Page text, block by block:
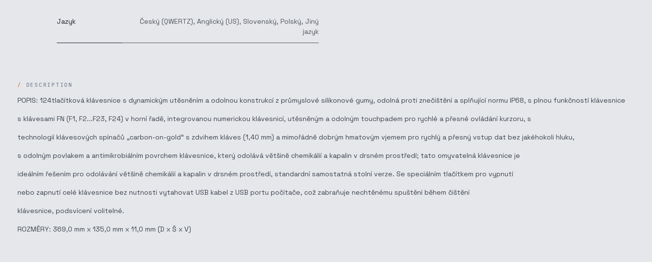
Jazyk Český (QWERTZ), Anglický (US), Slovenský, Polský, Jiný
jazyk
DESCRIPTION
POPIS: 124tlačítková klávesnice s dynamickým utěsněním a odolnou konstrukcí z průmyslové silikonové gumy, odolná proti znečištění a splňující normu IP68, s plnou funkčností klávesnice
s klávesami FN (F1, F2...F23, F24) v horní řadě, integrovanou numerickou klávesnicí, utěsněným a odolným touchpadem pro rychlé a přesné ovládání kurzoru, s
technologií klávesových spínačů „carbon-on-gold“ s zdvihem kláves (1,40 mm) a mimořádně dobrým hmatovým vjemem pro rychlý a přesný vstup dat bez jakéhokoli hluku,
s odolným povlakem a antimikrobiálním povrchem klávesnice, který odolává většině chemikálií a kapalin v drsném prostředí; tato omyvatelná klávesnice je
ideálním řešením pro odolávání většině chemikálií a kapalin v drsném prostředí, standardní samostatná stolní verze. Se speciálním tlačítkem pro vypnutí
nebo zapnutí celé klávesnice bez nutnosti vytahovat USB kabel z USB portu počítače, což zabraňuje nechtěnému spuštění během čištění
klávesnice, podsvícení volitelné.
ROZMĚRY: 369,0 mm x 135,0 mm x 11,0 mm (D x Š x V)